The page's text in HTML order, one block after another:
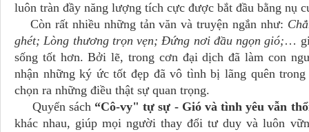
luôn tràn đầy năng lượng tích cực được bắt đầu bằng nụ
Còn rất nhiều những tản văn và truyện ngắn như:
ghét; Lòng thương trọn vẹn; Đứng nơi đầu ngọn gió;…
sống tốt hơn. Bởi lẽ, trong cơn đại dịch đã làm con
nhận những ký ức tốt đẹp đã vô tình bị lãng quên
chọn ra những điều thật sự quan trọng.
Quyển sách “Cô-vy" tự sự - Gió và tình yêu vẫn
khác nhau, giúp mọi người thay đổi tư duy và luôn